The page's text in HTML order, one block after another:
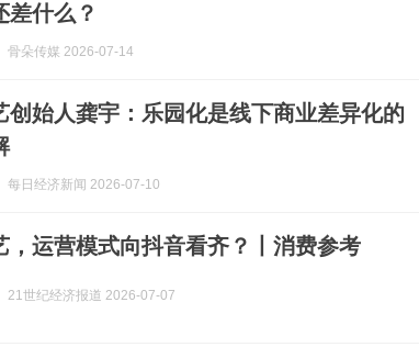
差什么？
骨朵传媒 2026-07-14
创始人龚宇：乐园化是线下商业差异化的
每日经济新闻 2026-07-10
，运营模式向抖音看齐？丨消费参考
21世纪经济报道 2026-07-07